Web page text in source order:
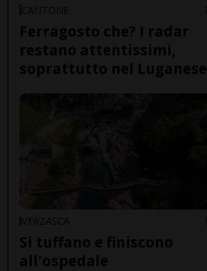
CANTONE
Ferragosto che? I radar
restano attentissimi,
soprattutto nel Luganese
VERZASCA
Si tuffano e finiscono
all'ospedale